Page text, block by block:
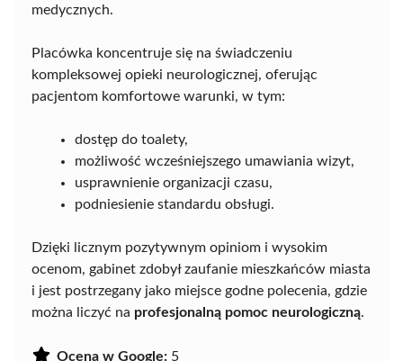
medycznych.
Placówka koncentruje się na świadczeniu
kompleksowej opieki neurologicznej, oferując
pacjentom komfortowe warunki, w tym:
dostęp do toalety,
możliwość wcześniejszego umawiania wizyt,
usprawnienie organizacji czasu,
podniesienie standardu obsługi.
Dzięki licznym pozytywnym opiniom i wysokim
ocenom, gabinet zdobył zaufanie mieszkańców miasta
i jest postrzegany jako miejsce godne polecenia, gdzie
można liczyć na profesjonalną pomoc neurologiczną.
Ocena w Google: 5